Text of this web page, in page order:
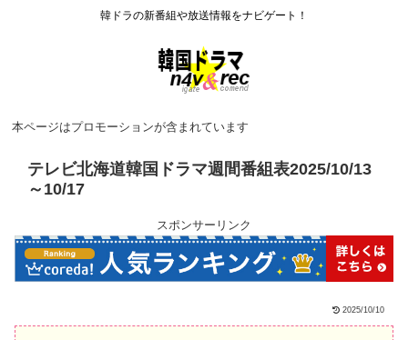
韓ドラの新番組や放送情報をナビゲート！
本ページはプロモーションが含まれています
テレビ北海道韓国ドラマ週間番組表2025/10/13
～10/17
スポンサーリンク
2025/10/10